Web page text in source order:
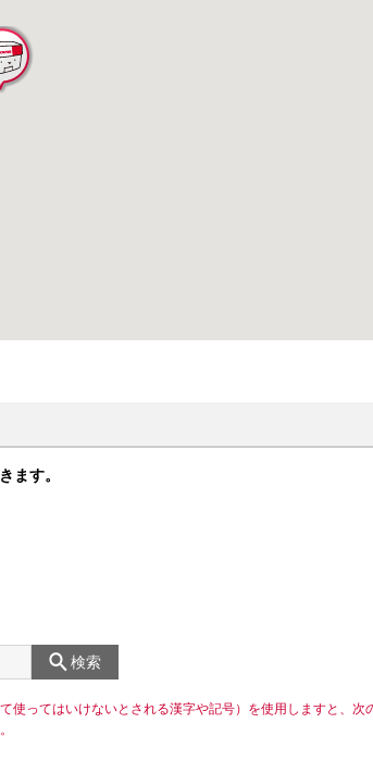
ます。
検索
使ってはいけないとされる漢字や記号）を使用しますと、次